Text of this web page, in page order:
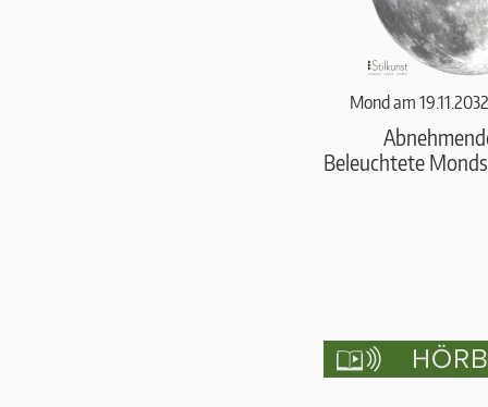
Mond am
Beleuchtete
